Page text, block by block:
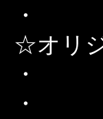
・
☆オリ
・
・